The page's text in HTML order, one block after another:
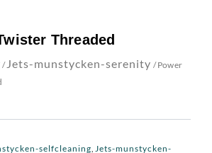
Threaded
/Jets-munstycken-serenity / Power
selfcleaning Jets-munstycken-